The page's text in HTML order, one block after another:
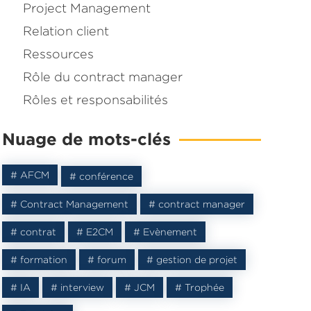
Project Management
Relation client
Ressources
Rôle du contract manager
Rôles et responsabilités
Nuage de mots-clés
# AFCM # conférence
# Contract Management # contract manager
# contrat # E2CM # Evènement
# formation # forum # gestion de projet
# IA # interview # JCM # Trophée
une